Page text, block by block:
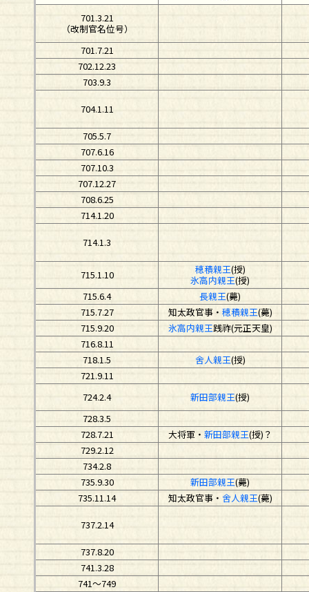
701.3.21
（改制官名位号）
701.7.21
702.12.23
703.9.3
704.1.11
705.5.7
707.6.16
707.10.3
707.12.27
708.6.25
714.1.20
714.1.3
715.1.10 穂積親王(授)
氷高内親王(授)
715.6.4
長親王(薨)
715.7.27
知太政官事・ 穂積親王(薨)
715.9.20
氷高内親王践祚(元正天皇)
716.8.11
718.1.5
舍人親王(授)
721.9.11
724.2.4
新田部親王(授)
728.3.5
728.7.21
大将軍・ 新田部親王(授)？
729.2.12
734.2.8
735.9.30
新田部親王(薨)
735.11.14
知太政官事・ 舍人親王(薨)
737.2.14
737.8.20
741.3.28
741～749